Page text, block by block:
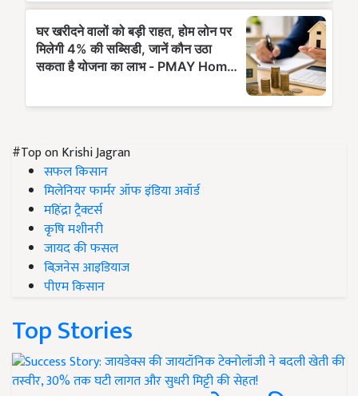
#Top on Krishi Jagran
सफल किसान
मिलेनियर फार्मर ऑफ इंडिया अवॉर्ड
महिंद्रा ट्रैक्टर्स
कृषि मशीनरी
जायद की फसल
बिज़नेस आइडियाज
पीएम किसान
Top Stories